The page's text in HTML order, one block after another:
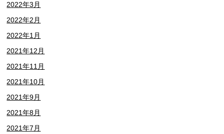
2022年3月
2022年2月
2022年1月
2021年12月
2021年11月
2021年10月
2021年9月
2021年8月
2021年7月